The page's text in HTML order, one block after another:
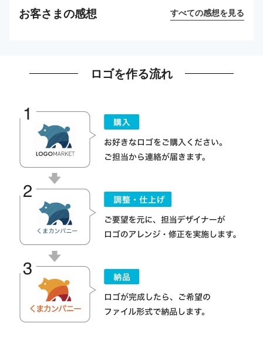
お客さまの感想 すべての感想を見る
ロゴを作る流れ